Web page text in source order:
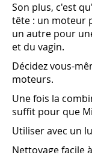
Son plus, c'est
tête : un moteur
un autre pour
et du vagin.
Décidez vous-
moteurs.
Une fois la
suffit pour que
Utiliser avec un
Nettoyage facile